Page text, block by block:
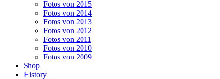
Fotos von 2015
Fotos von 2014
Fotos von 2013
Fotos von 2012
Fotos von 2011
Fotos von 2010
Fotos von 2009
Shop
History